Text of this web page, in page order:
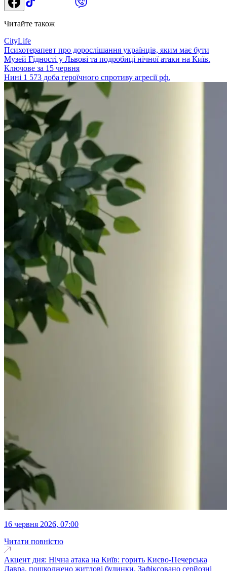
Читайте також
CityLife
Психотерапевт про дорослішання українців, яким має бути
Музей Гідності у Львові та подробиці нічної атаки на Київ.
Ключове за 15 червня
Нині 1 573 доба героїчного спротиву агресії рф.
16 червня 2026, 07:00
Читати повністю
Акцент дня: Нічна атака на Київ: горить Києво-Печерська
Лавра, пошкоджено житлові будинки. Зафіксовано серйозні